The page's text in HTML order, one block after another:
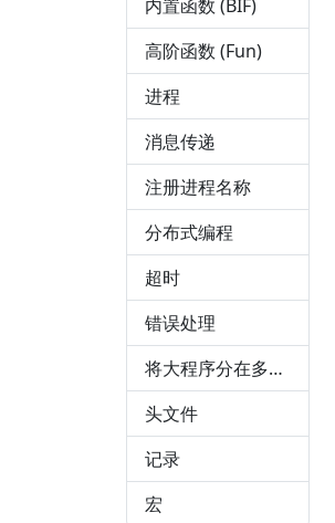
内置函数 (BIF)
高阶函数 (Fun)
进程
消息传递
注册进程名称
分布式编程
超时
错误处理
将大程序分在多个文件中
头文件
记录
宏